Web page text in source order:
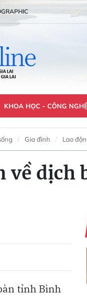
KHOA HỌC - CÔNG
Gia đình Lao
về dịch
tỉnh Bình